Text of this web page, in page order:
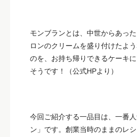
モンブランとは、中世からあっ
ロンのクリームを盛り付けたよ
のを、お持ち帰りできるケーキ
そうです！（公式HPより）
今回ご紹介する一品目は、一番
ン」です。創業当時のままのレ